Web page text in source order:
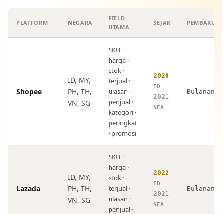
PLATFORM NEGARA
FIELD
UTAMA
SEJAK
Shopee
ID, MY,
PH, TH,
VN, SG
SKU ·
harga ·
stok ·
terjual ·
ulasan ·
penjual ·
kategori ·
peringkat
· promosi
2020
ID
2021
SEA
Bulanan
Lazada
ID, MY,
PH, TH,
VN, SG
SKU ·
harga ·
stok ·
terjual ·
ulasan ·
penjual ·
2022
ID
2021
SEA
Bulanan